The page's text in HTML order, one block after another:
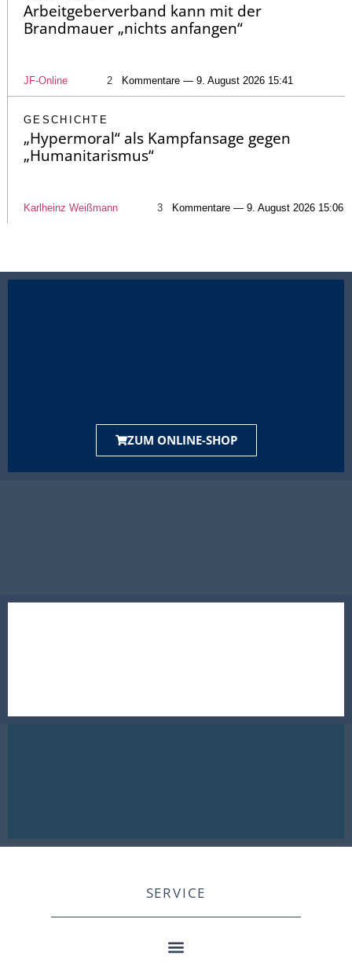
Arbeitgeberverband kann mit der
Brandmauer „nichts anfangen“
JF-Online 2 Kommentare — 9. August 2026 15:41
GESCHICHTE
„Hypermoral“ als Kampfansage gegen
„Humanitarismus“
Karlheinz Weißmann 3 Kommentare — 9. August 2026 15:06
ZUM ONLINE-SHOP
SERVICE